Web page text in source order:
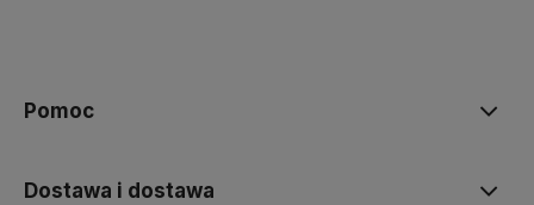
Pomoc
Dostawa i dostawa